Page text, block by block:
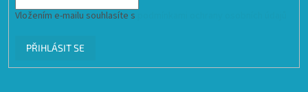
Vložením e-mailu souhlasíte s
PŘIHLÁSIT SE